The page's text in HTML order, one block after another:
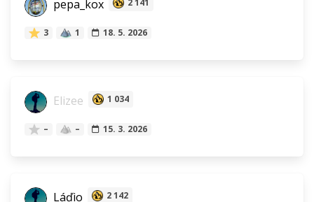
pepa_kox 2 141
3 1 18. 5. 2026
Elizee 1 034
– – 15. 3. 2026
Láďio 2 142